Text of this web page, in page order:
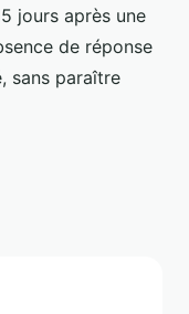
jours après une
de réponse
sans paraître